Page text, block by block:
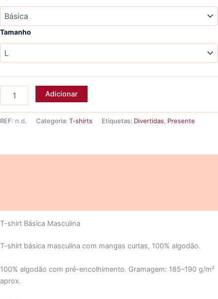
through
10,93 €
Tamanho
shirt
Adicionar
REF: n.d. Categoria: T-shirts Etiquetas: Divertidas, Presente
T-shirt Básica Masculina
T-shirt básica masculina com mangas curtas, 100% algodão.
100% algodão com pré-encolhimento. Gramagem: 185–190 g/m²
aprox.